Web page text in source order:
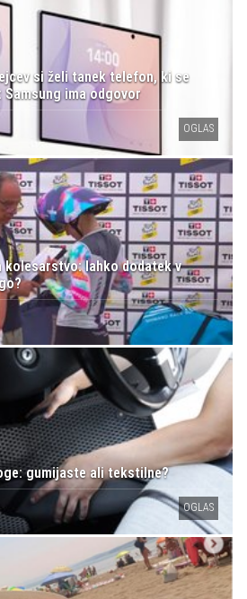
si želi tanek telefon, ki se
ima odgovor
OGLAS
lahko dodatek v
gumijaste ali tekstilne?
OGLAS